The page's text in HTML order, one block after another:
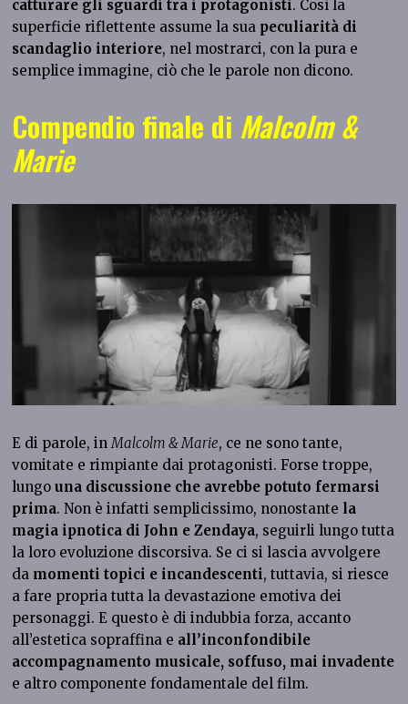
catturare gli sguardi tra i protagonisti. Così la
superficie riflettente assume la sua peculiarità di
scandaglio interiore, nel mostrarci, con la pura e
semplice immagine, ciò che le parole non dicono.
Compendio finale di Malcolm &
Marie
E di parole, in Malcolm & Marie, ce ne sono tante,
vomitate e rimpiante dai protagonisti. Forse troppe,
lungouna discussione che avrebbe potuto fermarsi
prima. Non è infatti semplicissimo, nonostante la
magia ipnotica di John e Zendaya, seguirli lungo tutta
la loro evoluzione discorsiva. Se ci si lascia avvolgere
da momenti topici e incandescenti, tuttavia, si riesce
a fare propria tutta la devastazione emotiva dei
personaggi. E questo è di indubbia forza, accanto
all’estetica sopraffina e all’inconfondibile
accompagnamento musicale, soffuso, mai invadente
e altro componente fondamentale del film.